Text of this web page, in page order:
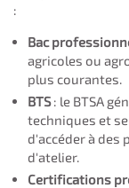
:
Bac
agricoles ou
plus courantes.
BTS: le BTSA
techniques et
d'accéder à des
d'atelier.
Certifications